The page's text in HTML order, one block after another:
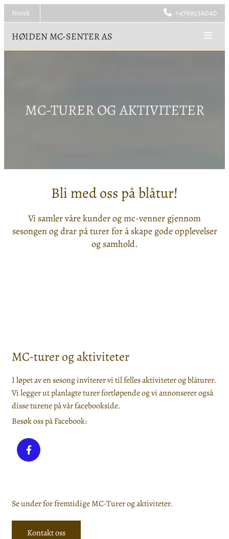
Norsk +4769236040
HØIDEN MC-SENTER AS
MC-TURER OG AKTIVITETER
Bli med oss på blåtur!
Vi samler våre kunder og mc-venner gjennom
sesongen og drar på turer for å skape gode opplevelser
og samhold.
MC-turer og aktiviteter
I løpet av en sesong inviterer vi til felles aktiviteter og blåturer.
Vi legger ut planlagte turer fortløpende og vi annonserer også
disse turene på vår facebookside.
Besøk oss på Facebook:
Se under for fremtidige MC-Turer og aktiviteter.
Kontakt oss